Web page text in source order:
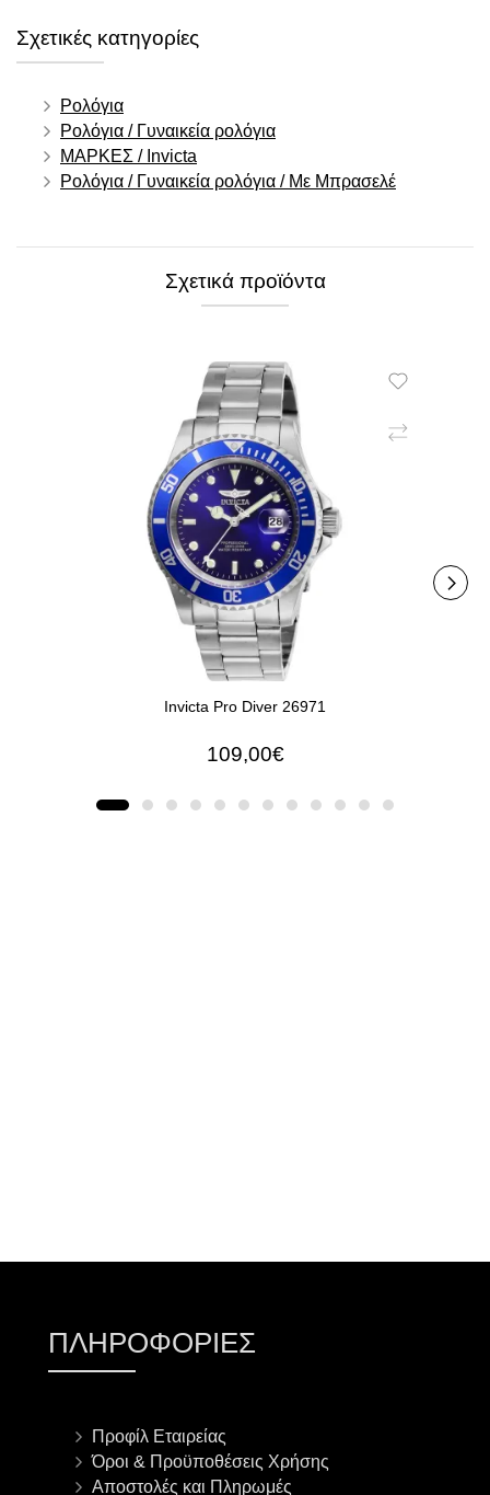
Σχετικές κατηγορίες
Ρολόγια
Ρολόγια / Γυναικεία ρολόγια
ΜΑΡΚΕΣ / Invicta
Ρολόγια / Γυναικεία ρολόγια / Με Μπρασελέ
Σχετικά προϊόντα
Invicta Pro Diver 26971
109,00€
ΠΛΗΡΟΦΟΡΊΕΣ
Προφίλ Εταιρείας
Όροι & Προϋποθέσεις Χρήσης
Αποστολές και Πληρωμές